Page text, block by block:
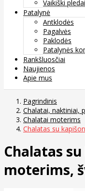
Vaikiški pledai
Patalynė
Antklodės
Pagalvės
Paklodės
Patalynės
Rankšluosčiai
Naujienos
Apie mus
Pagrindinis
Chalatai, naktiniai,
Chalatai moterims
Chalatas su
Chalatas
moterims,